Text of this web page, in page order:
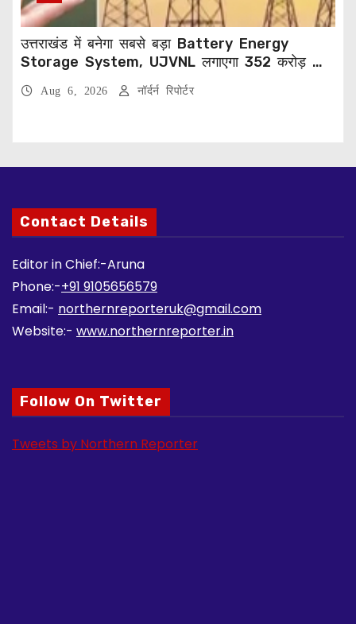
उत्तराखंड में बनेगा सबसे बड़ा Battery Energy
Storage System, UJVNL लगाएगा 352 करोड़ का
प्रोजेक्ट
Aug 6, 2026 नॉर्दर्न रिपोर्टर
Contact Details
Editor in Chief:-Aruna
Phone:-+91 9105656579
Email:- northernreporteruk@gmail.com
Website:- www.northernreporter.in
Follow On Twitter
Tweets by Northern Reporter